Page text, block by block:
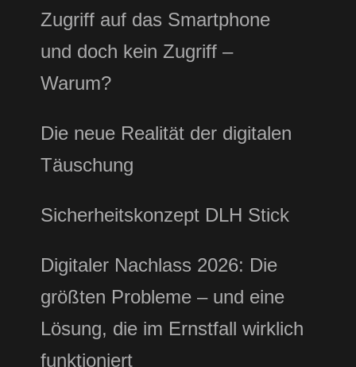
Zugriff auf das Smartphone
und doch kein Zugriff –
Warum?
Die neue Realität der digitalen
Täuschung
Sicherheitskonzept DLH Stick
Digitaler Nachlass 2026: Die
größten Probleme – und eine
Lösung, die im Ernstfall wirklich
funktioniert